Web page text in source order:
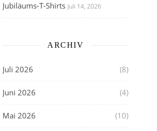
Jubiläums-T-Shirts Juli 14, 2026
ARCHIV
Juli 2026 (8)
Juni 2026 (4)
Mai 2026 (10)